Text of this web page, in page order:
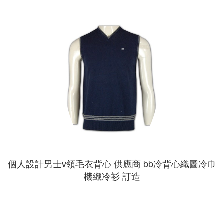
個人設計男士v領毛衣背心 供應商 bb冷背心織圖冷巾
機織冷衫 訂造